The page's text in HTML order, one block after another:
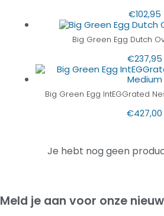
€102,95
Big Green Egg Dutch
€237,95
Big Green Egg IntEGGrated
€427,00
Je hebt nog geen
Meld je aan voor onze